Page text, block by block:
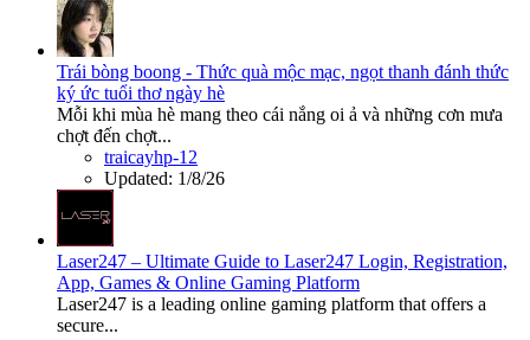
Trái bòng boong - Thức quà mộc mạc, ngọt thanh đánh thức
ký ức tuổi thơ ngày hè
Mỗi khi mùa hè mang theo cái nắng oi ả và những cơn mưa
chợt đến chợt...
traicayhp-12
Updated: 1/8/26
Laser247 – Ultimate Guide to Laser247 Login, Registration,
App, Games & Online Gaming Platform
Laser247 is a leading online gaming platform that offers a
secure...